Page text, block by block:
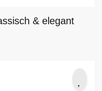
& elegant